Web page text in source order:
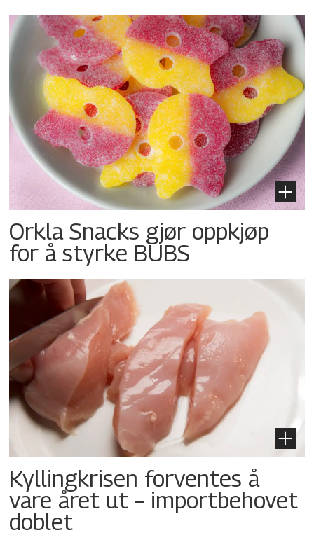
Orkla Snacks gjør oppkjøp
for å styrke BUBS
Kyllingkrisen forventes å
vare året ut – importbehovet
doblet